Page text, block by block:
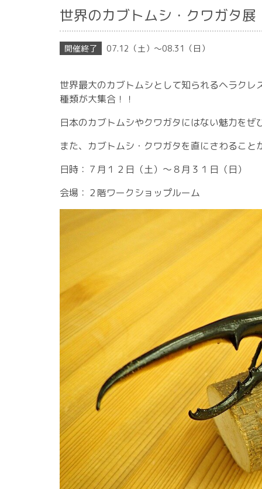
世界のカブトムシ・クワガタ展
07.12（土）〜08.31（日）
世界最大のカブトムシとして知られるヘラク
種類が大集合！！
日本のカブトムシやクワガタにはない魅力をぜ
また、カブトムシ・クワガタを直にさわるこ
日時：７月１２日（土）～８月３１日（日）
会場：２階ワークショップルーム